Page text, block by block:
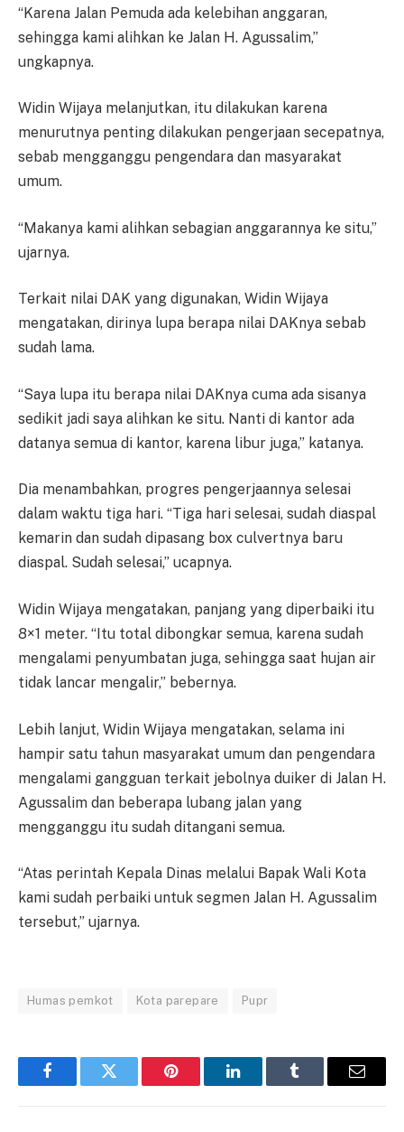
“Karena Jalan Pemuda ada kelebihan anggaran,
sehingga kami alihkan ke Jalan H. Agussalim,”
ungkapnya.
Widin Wijaya melanjutkan, itu dilakukan karena
menurutnya penting dilakukan pengerjaan secepatnya,
sebab mengganggu pengendara dan masyarakat
umum.
“Makanya kami alihkan sebagian anggarannya ke situ,”
ujarnya.
Terkait nilai DAK yang digunakan, Widin Wijaya
mengatakan, dirinya lupa berapa nilai DAKnya sebab
sudah lama.
“Saya lupa itu berapa nilai DAKnya cuma ada sisanya
sedikit jadi saya alihkan ke situ. Nanti di kantor ada
datanya semua di kantor, karena libur juga,” katanya.
Dia menambahkan, progres pengerjaannya selesai
dalam waktu tiga hari. “Tiga hari selesai, sudah diaspal
kemarin dan sudah dipasang box culvertnya baru
diaspal. Sudah selesai,” ucapnya.
Widin Wijaya mengatakan, panjang yang diperbaiki itu
8×1 meter. “Itu total dibongkar semua, karena sudah
mengalami penyumbatan juga, sehingga saat hujan air
tidak lancar mengalir,” bebernya.
Lebih lanjut, Widin Wijaya mengatakan, selama ini
hampir satu tahun masyarakat umum dan pengendara
mengalami gangguan terkait jebolnya duiker di Jalan H.
Agussalim dan beberapa lubang jalan yang
mengganggu itu sudah ditangani semua.
“Atas perintah Kepala Dinas melalui Bapak Wali Kota
kami sudah perbaiki untuk segmen Jalan H. Agussalim
tersebut,” ujarnya.
Humas pemkot Kota parepare Pupr
FacebookTwitter Pinterest LinkedInTumblr Email